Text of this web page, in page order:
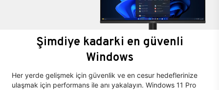
Şimdiye kadarki en güvenli
Windows
Her yerde gelişmek için güvenlik ve en cesur hedeflerinize
ulaşmak için performans ile anı yakalayın. Windows 11 Pro